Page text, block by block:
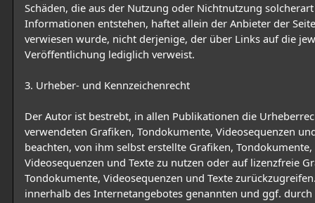
Schäden, die aus der Nutzung oder Nichtnutzung
Informationen entstehen, haftet allein der Anbieter der
verwiesen wurde, nicht derjenige, der über Links auf die
Veröffentlichung lediglich verweist.
3. Urheber- und Kennzeichenrecht
Der Autor ist bestrebt, in allen Publikationen die
verwendeten Grafiken, Tondokumente, Videosequenzen
beachten, von ihm selbst erstellte Grafiken, Tondokumente,
Videosequenzen und Texte zu nutzen oder auf lizenzfreie
Tondokumente, Videosequenzen und Texte
innerhalb des Internetangebotes genannten und ggf.